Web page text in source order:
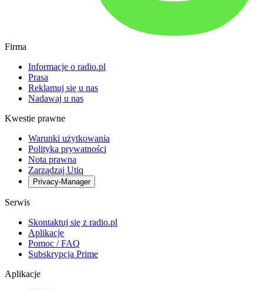
Firma
Informacje o radio.pl
Prasa
Reklamuj się u nas
Nadawaj u nas
Kwestie prawne
Warunki użytkowania
Polityka prywatności
Nota prawna
Zarządzaj Utiq
Privacy-Manager
Serwis
Skontaktuj się z radio.pl
Aplikacje
Pomoc / FAQ
Subskrypcja Prime
Aplikacje